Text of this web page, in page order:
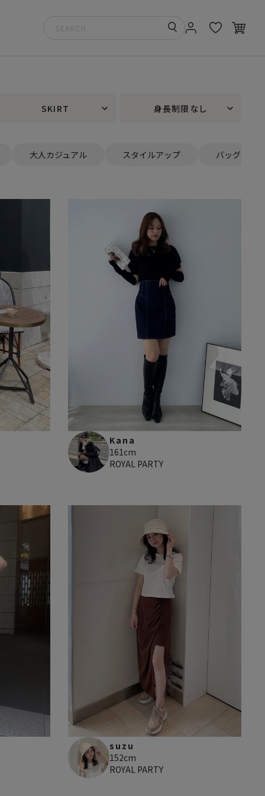
SKIRT 身長制限なし
大人カジュアル スタイルアップ バッグ
Kana
161cm
ROYAL PARTY
suzu
152cm
ROYAL PARTY